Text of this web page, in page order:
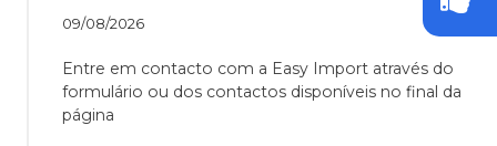
09/08/2026
Entre em contacto com a Easy Import através do
formulário ou dos contactos disponíveis no final da
página